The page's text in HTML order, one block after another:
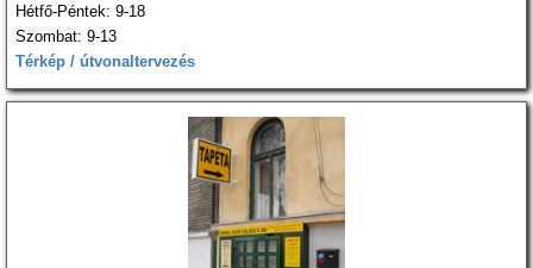
Hétfő-Péntek: 9-18
Szombat: 9-13
Térkép / útvonaltervezés